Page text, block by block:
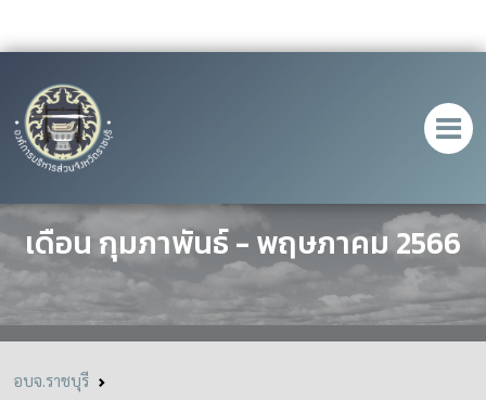
วารสารการท่องเที่ยว ฉบับที่ 2 ประจำ
เดือน กุมภาพันธ์ - พฤษภาคม 2566
อบจ.ราชบุรี